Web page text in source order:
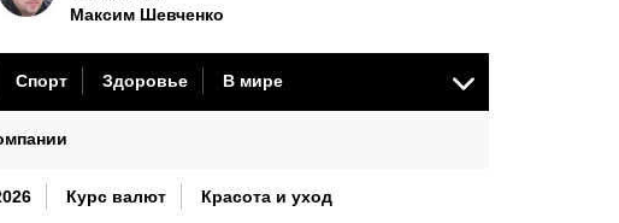
Максим Шевченко
Спорт Здоровье В мире
История
Курс валют Красота и уход